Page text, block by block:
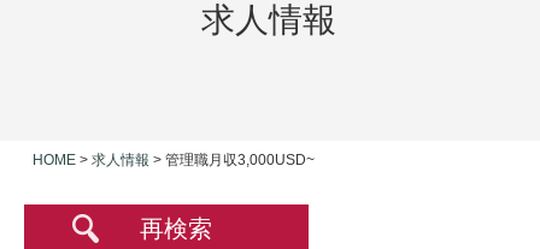
求人情報
HOME > 求人情報 > 管理職月収3,000USD~
再検索